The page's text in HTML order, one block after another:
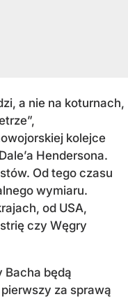
a nie na koturnach,
kolejce
Hendersona.
Od tego czasu
wymiaru.
od USA,
czy Węgry
Bacha będą
za sprawą